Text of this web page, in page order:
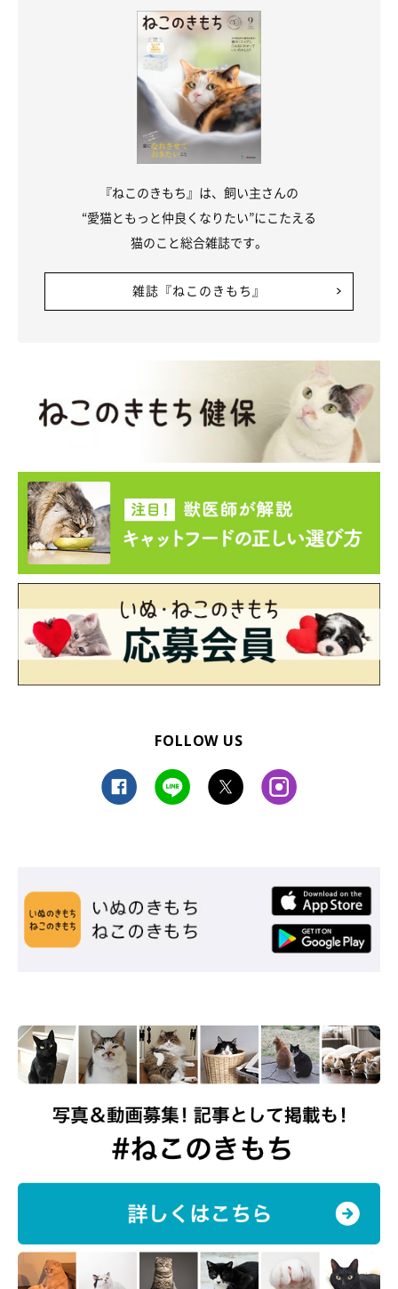
『ねこのきもち』は、飼い主さんの
“愛猫ともっと仲良くなりたい”にこたえる
猫のこと総合雑誌です。
雑誌『ねこのきもち』
FOLLOW US